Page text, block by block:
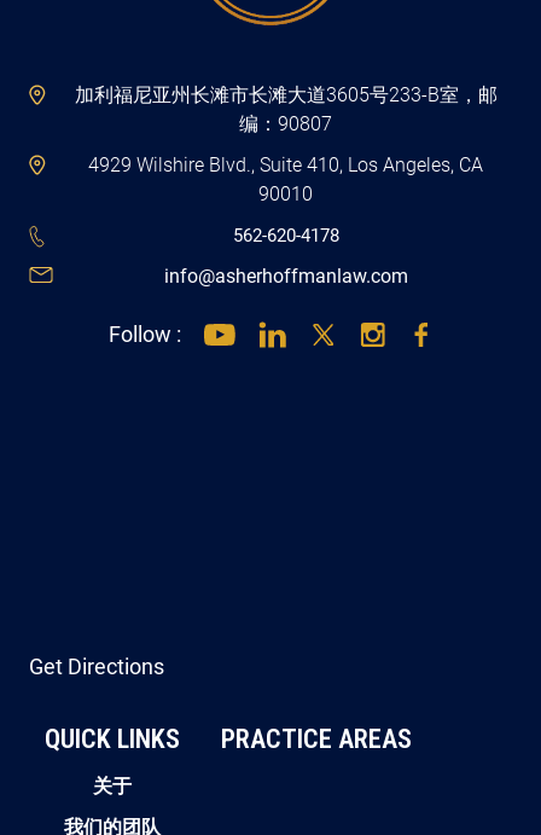
加利福尼亚州长滩市长滩大道3605号233-B室，邮
编：90807
4929 Wilshire Blvd., Suite 410, Los Angeles, CA
90010
562-620-4178
info@asherhoffmanlaw.com
Follow :
Get Directions
QUICK LINKS
关于
我们的团队
PRACTICE AREAS